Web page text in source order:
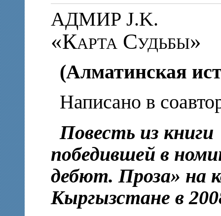
АДМИР J.K.
«Карта Судьбы»
(Алматинская
Написано в
Повесть из
победившей в
дебют. Проза» на
Кыргызстане в